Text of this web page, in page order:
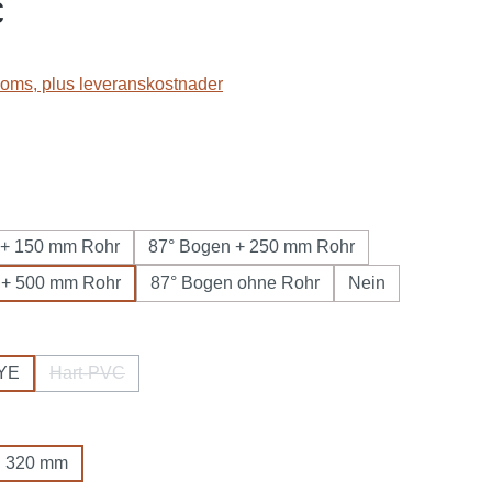
plus leveranskostnader
150 mm Rohr
87° Bogen + 250 mm Rohr
500 mm Rohr
87° Bogen ohne Rohr Nein
Hart-PVC
alternativet är för närvarande inte tillgängligt.)
320 mm